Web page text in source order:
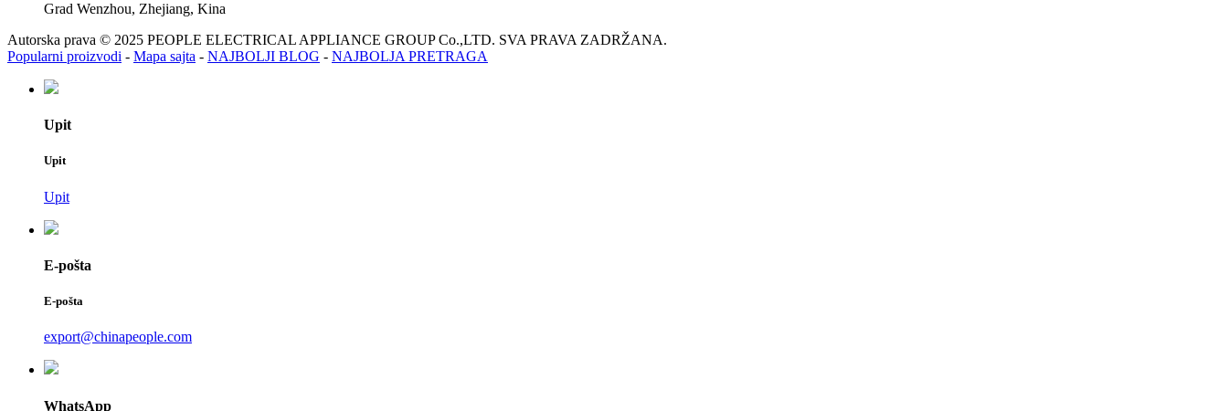
Grad Wenzhou, Zhejiang, Kina
Autorska prava © 2025 PEOPLE ELECTRICAL APPLIANCE GROUP Co.,LTD. SVA PRAVA ZADRŽANA.
Popularni proizvodi - Mapa sajta - NAJBOLJI BLOG - NAJBOLJA PRETRAGA
Upit
Upit
Upit
E-pošta
E-pošta
export@chinapeople.com
WhatsApp